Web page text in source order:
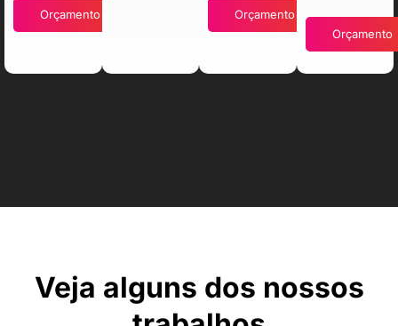
Orçamento Orçamento
Orçamento
Veja alguns dos nossos